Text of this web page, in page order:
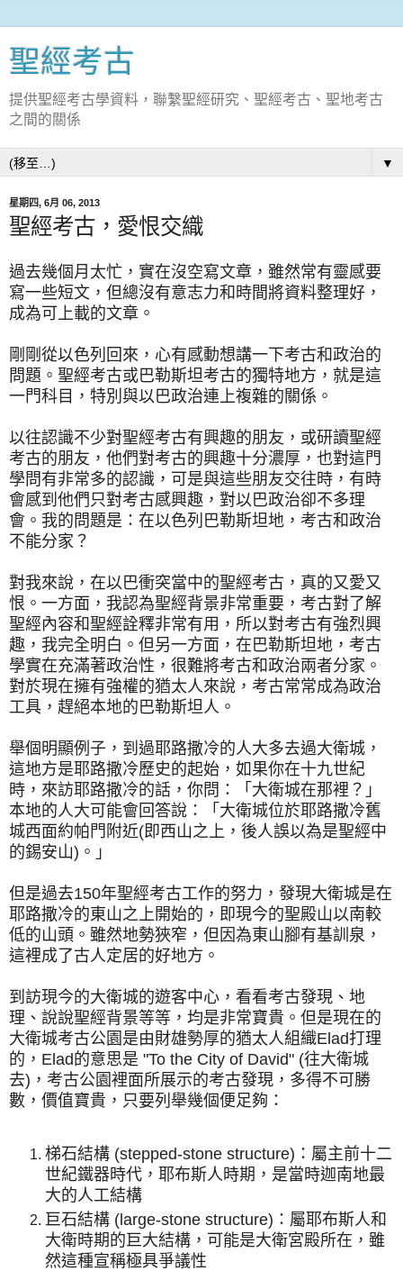
聖經考古
提供聖經考古學資料，聯繫聖經研究、聖經考古、聖地考古
之間的關係
▼
星期四, 6月 06, 2013
聖經考古，愛恨交織
過去幾個月 太忙 ， 實在沒空寫文章，雖然常有靈感要
寫一些短文，但總沒有意志力和時間將資料整理好，
成為可上載的文章。
剛剛從以色列回來，心有感動想講一下考古和政治的
問題。聖經考古或巴勒斯坦考古的獨特地方，就是這
一門科目，特別與以巴政治連上複雜的關係。
以往認識不少對聖經考古有興趣的朋友，或研讀聖經
考古的朋友，他們對考古的興趣十分濃厚，也對這門
學問有非常多的認識，可是與這些朋友交往時，有時
會感到他們只對考古感興趣，對以巴政治卻不多理
會。我的問題是： 在以色列巴勒斯坦地，考古和政治
不能分家 ？
對我來說，在以巴衝突當中的聖經考古，真的又愛又
恨。一方面，我認為聖經背景非常重要，考古對了解
聖經內容和聖經詮釋非常有用，所以對考古有強烈興
趣，我完全明白。但另一方面，在巴勒斯坦地， 考古
學實在充滿著政治性，很難將考古和政治兩者分家。
對於現在擁有強權的猶太人來說，考古常常成為政治
工具， 趕絕本地的巴勒斯坦人。
舉個明顯例子，到過耶路撒冷的人大多去過大衛城，
這地方是耶路撒冷歷史的起始，如果你在十九世紀
時，來訪耶路撒冷的話，你問：「大衛城在那裡？」
本地的人大可能會回答說：「大衛城位於耶路撒冷舊
城西面約帕門附近(即西山之上，後人誤以為是聖經中
的錫安山)。」
但是過去150年聖經考古工作的努力，發現大衛城是在
耶路撒冷的東山之上開始的，即現今的聖殿山以南較
低的山頭。雖然地勢狹窄，但因為東山腳有基訓泉，
這裡成了古人定居的好地方。
到訪現今的大衛城的遊客中心，看看考古發現、地
理、說說聖經背景等等，均是非常寶貴。但是現在的
大衛城考古公園是由財雄勢厚的猶太人組織Elad打理
的，Elad的意思是 "To the City of David" (往大衛城
去)，考古公園裡面所展示的考古發現，多得不可勝
數，價值寶貴，只要列舉幾個便足夠：
梯石結構 (stepped-stone structure)：屬主前十二
世紀鐵器時代，耶布斯人時期，是當時迦南地最
大的人工結構
巨石結構 (large-stone structure)：屬耶布斯人和
大衛時期的巨大結構，可能是大衛宮殿所在，雖
然這種宣稱極具爭議性